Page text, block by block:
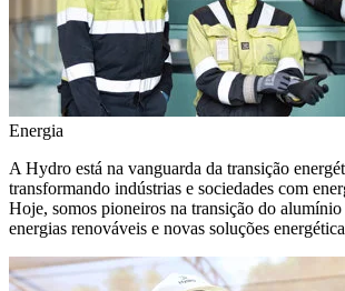
Energia
A Hydro está na vanguarda da transição
transformando indústrias e sociedades com
Hoje, somos pioneiros na transição do alumínio
energias renováveis e novas soluções